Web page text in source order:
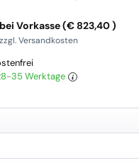
Vorkasse (€ 823,40 )
Versandkosten
35 Werktage